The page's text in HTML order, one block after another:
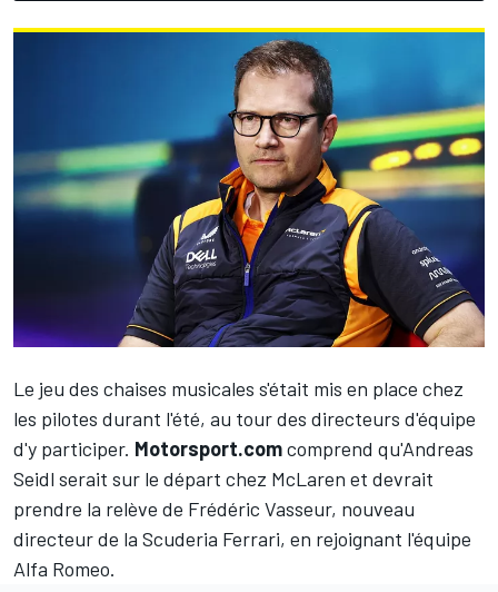
Le jeu des chaises musicales s'était mis en place chez
les pilotes durant l'été, au tour des directeurs d'équipe
d'y participer. Motorsport.comcomprend qu'Andreas
Seidl serait sur le départ chez McLaren et devrait
prendre la relève de Frédéric Vasseur, nouveau
directeur de la Scuderia Ferrari, en rejoignant l'équipe
Alfa Romeo.